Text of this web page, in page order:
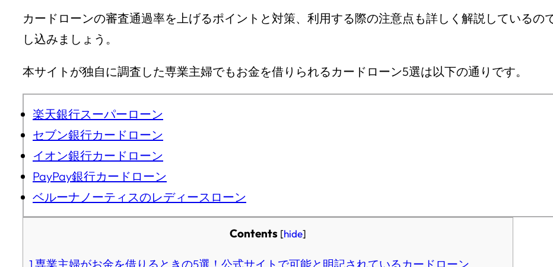
カードローンの審査通過率を上げるポイントと対策、利用する際の注意点も詳しく解説しているの
し込みましょう。
本サイトが独自に調査した専業主婦でもお金を借りられるカードローン5選は以下の通りです。
楽天銀行スーパーローン
セブン銀行カードローン
イオン銀行カードローン
PayPay銀行カードローン
ベルーナノーティスのレディースローン
Contents [hide]